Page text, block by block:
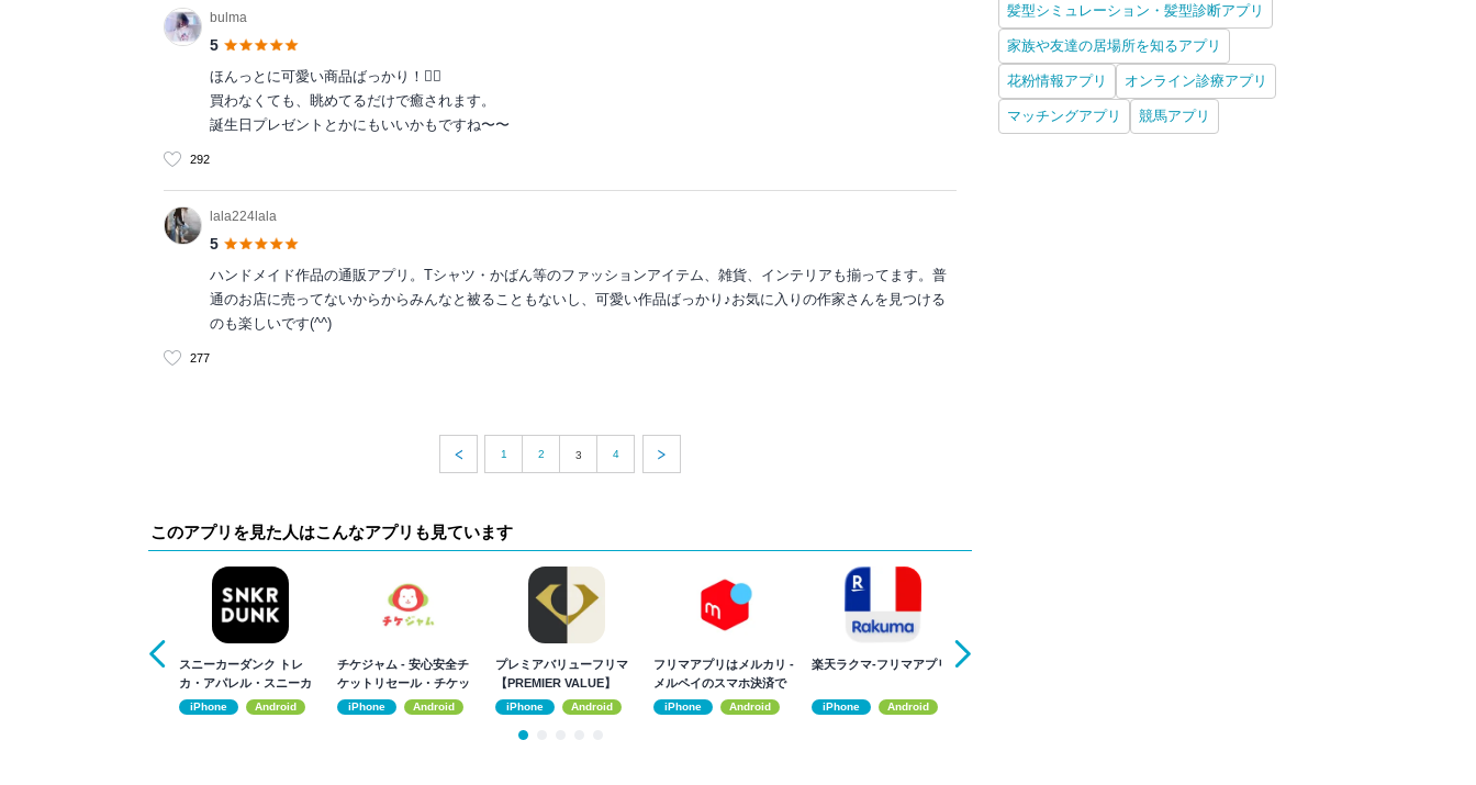
bulma
5
ほんっとに可愛い商品ばっかり！♡⃛
買わなくても、眺めてるだけで癒されます。
誕生日プレゼントとかにもいいかもですね〜〜
292
lala224lala
5
ハンドメイド作品の通販アプリ。Tシャツ・かばん等のファッションアイテム、雑貨、インテリアも揃ってます。普
通のお店に売ってないからからみんなと被ることもないし、可愛い作品ばっかり♪お気に入りの作家さんを見つける
のも楽しいです(^^)
277
1 2 3 4
このアプリを見た人はこんなアプリも見ています
スニーカーダンク トレ
カ・アパレル・スニーカ
ーのフリマアプリ
iPhone Android
チケジャム - 安心安全チ
ケットリセール・チケッ
トアプリ
iPhone Android
プレミアバリューフリマ
【PREMIER VALUE】
iPhone Android
フリマアプリはメルカリ -
メルペイのスマホ決済で
もっとお得
iPhone Android
楽天ラクマ-フリマアプリ
iPhone Android
髪型シミュレーション・髪型診断アプリ
家族や友達の居場所を知るアプリ
花粉情報アプリ オンライン診療アプリ
マッチングアプリ 競馬アプリ